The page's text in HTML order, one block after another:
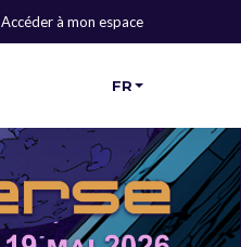
Accéder à mon espace
FR